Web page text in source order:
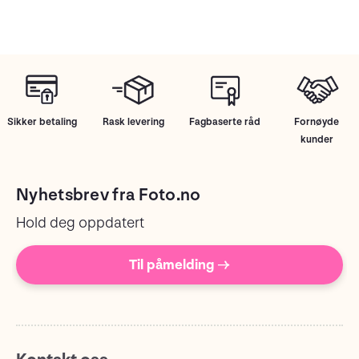
Sikker betaling Rask levering Fagbaserte råd
Fornøyde
kunder
Nyhetsbrev fra Foto.no
Hold deg oppdatert
Til påmelding →